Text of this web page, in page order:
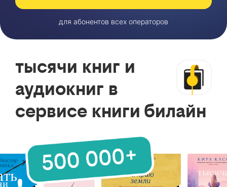
для абонентов всех операторов
тысячи книг и
аудиокниг в
сервисе книги билайн